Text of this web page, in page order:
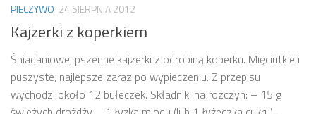
PIECZYWO 24 SIERPNIA 2012
Kajzerki z koperkiem
Śniadaniowe, pszenne kajzerki z odrobiną koperku. Mięciutkie i
puszyste, najlepsze zaraz po wypieczeniu. Z przepisu
wychodzi około 12 bułeczek. Składniki na rozczyn: – 15 g